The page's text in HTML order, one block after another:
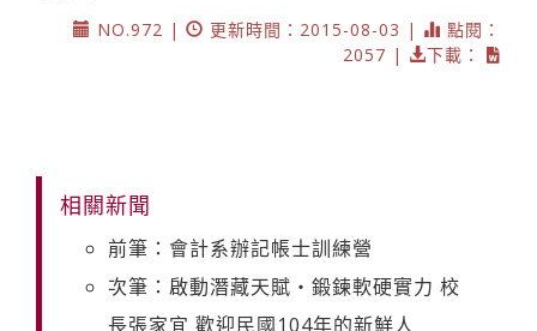
NO.972 |
更新時間：2015-08-03 |
點閱：
2057 |
下載：
相關新聞
前筆：會計系辦記帳士訓練營
次筆：啟動潛藏天賦‧鍛鍊軟硬實力 校
長張家宜 歡迎民國104年的新鮮人